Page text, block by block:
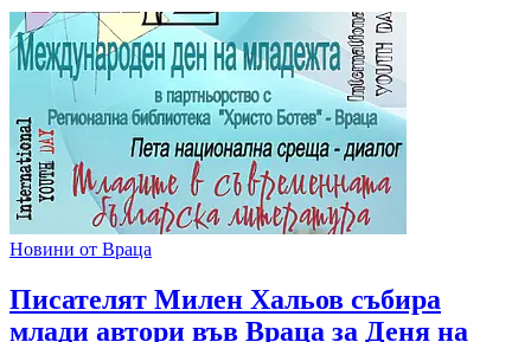
Новини от Враца
Писателят Милен Хальов събира
млади автори във Враца за Деня на